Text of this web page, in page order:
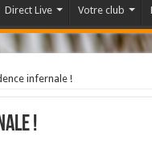
Direct Live Votre club
infernale !
!